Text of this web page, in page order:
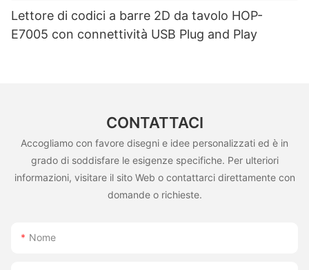
Lettore di codici a barre 2D da tavolo HOP-
E7005 con connettività USB Plug and Play
CONTATTACI
Accogliamo con favore disegni e idee personalizzati ed è in
grado di soddisfare le esigenze specifiche. Per ulteriori
informazioni, visitare il sito Web o contattarci direttamente con
domande o richieste.
Nome